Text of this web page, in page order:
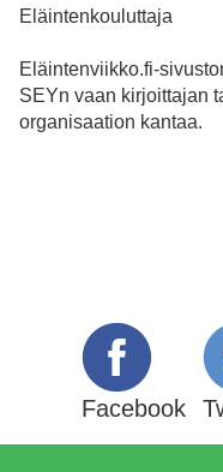
Eläintenkouluttaja
Eläintenviikko.fi-
SEYn vaan kirjoittajan
organisaation kantaa.
Facebook